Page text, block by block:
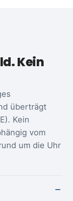
Kein
überträgt
Kein
vom
um die Uhr